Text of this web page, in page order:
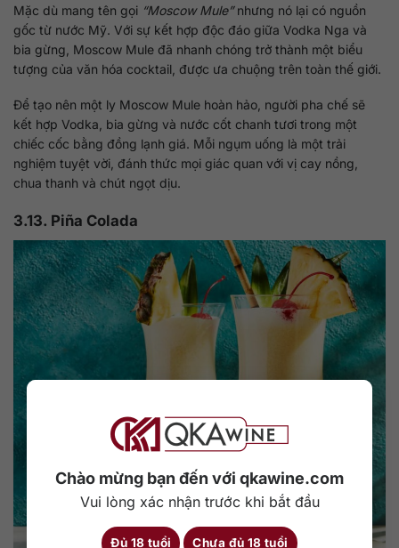
Chào mừng bạn đến với qkawine.com
Vui lòng xác nhận trước khi bắt đầu
Đủ 18 tuổi Chưa đủ 18 tuổi
Mặc dù mang tên gọi “Moscow Mule”nhưng nó lại có nguồn
gốc từ nước Mỹ. Với sự kết hợp độc đáo giữa Vodka Nga và
bia gừng, Moscow Mule đã nhanh chóng trở thành một biểu
tượng của văn hóa cocktail, được ưa chuộng trên toàn thế giới.
Để tạo nên một ly Moscow Mule hoàn hảo, người pha chế sẽ
kết hợp Vodka, bia gừng và nước cốt chanh tươi trong một
chiếc cốc bằng đồng lạnh giá. Mỗi ngụm uống là một trải
nghiệm tuyệt vời, đánh thức mọi giác quan với vị cay nồng,
chua thanh và chút ngọt dịu.
3.13. Piña Colada